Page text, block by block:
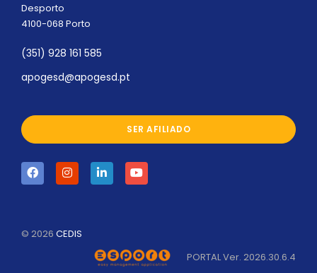
Desporto
4100-068 Porto
(351) 928 161 585
apogesd@apogesd.pt
SER AFILIADO
© 2026 CEDIS
PORTAL Ver. 2026.30.6.4